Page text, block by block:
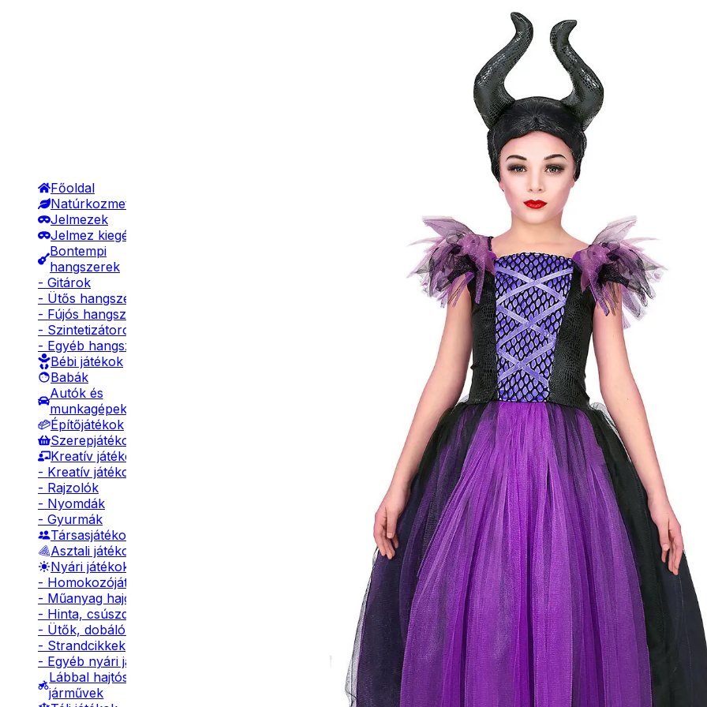
Kategóriák
Főoldal
Natúrkozmetikumok
Jelmezek
Jelmez kiegészítők
Bontempi
hangszerek
- Gitárok
- Ütős hangszerek
- Fújós hangszerek
- Szintetizátorok
- Egyéb hangszerek
Bébi játékok
Babák
Autók és
munkagépek
Építőjátékok
Szerepjátékok
Kreatív játékok
- Kreatív játékok
- Rajzolók
- Nyomdák
- Gyurmák
Társasjátékok
Asztali játékok
Nyári játékok
- Homokozójátékok
- Műanyag hajók
- Hinta, csúszda
- Ütők, dobálók
- Strandcikkek
- Egyéb nyári játékok
Lábbal hajtós
járművek
Démon jelmez 158-
Elérhetőség
Raktáron
Méret
158[Mérettáblázat]
Célcsoport Lány jelmez
Típus
Boszorkány
Ajánlott
korosztály
11 éves kortól 13 éves korig
Gyártó
Widmann
Cikkszám
w70248
Csomag
tartalma
A jelmez ruha, fejdísz
Rövid leírás Démon jelmez 158-as
Részletes
leírás
Jó minőségű
gyermeke mindig új és
Egyéb
Anyaga 100 % poliészter,
Nem vasalható, nyílt
tartani. A
postaköltségek a vevőt
postaköltséget csak
átvállalni. Tájékoztatjuk
jelmezek nem
harisnya, ékszer, cipő,
kalapok, varázspálca,
korona, esernyő, vasvilla,
termék szerepel, az ár
vonatkozik!